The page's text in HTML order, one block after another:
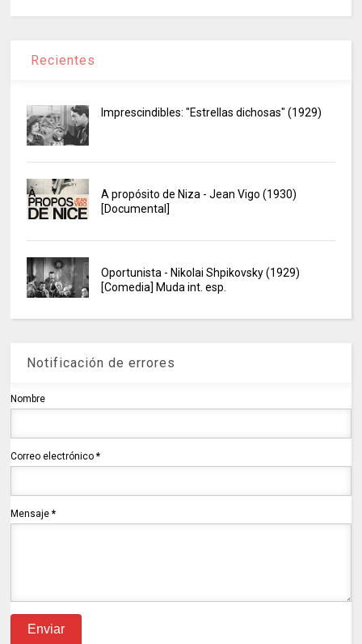
Recientes
Imprescindibles: "Estrellas dichosas" (1929)
A propósito de Niza - Jean Vigo (1930)
[Documental]
Oportunista - Nikolai Shpikovsky (1929)
[Comedia] Muda int. esp.
Notificación de errores
Nombre
Correo electrónico*
Mensaje*